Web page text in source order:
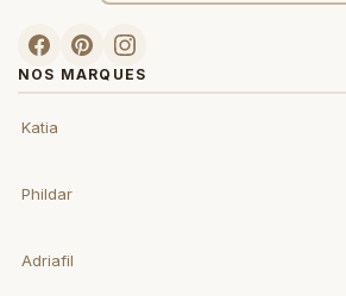
NOS MARQUES
Katia
Phildar
Adriafil